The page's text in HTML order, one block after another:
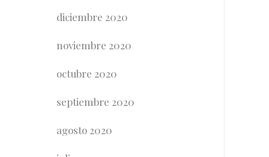
diciembre 2020
noviembre 2020
octubre 2020
septiembre 2020
agosto 2020